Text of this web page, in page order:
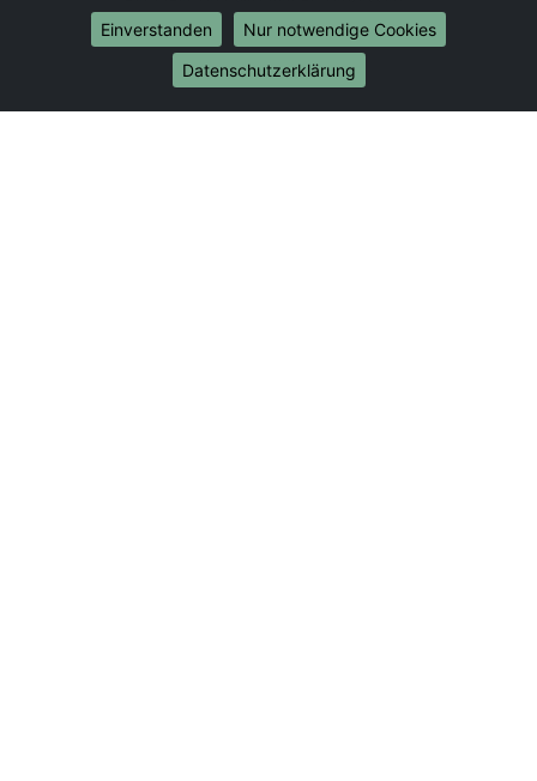
Umzug von Gera nach Münster
Internationale-Umzüge
Umzug von Gera nach Brasilien
Einverstanden
Nur notwendige Cookies
Datenschutzerklärung